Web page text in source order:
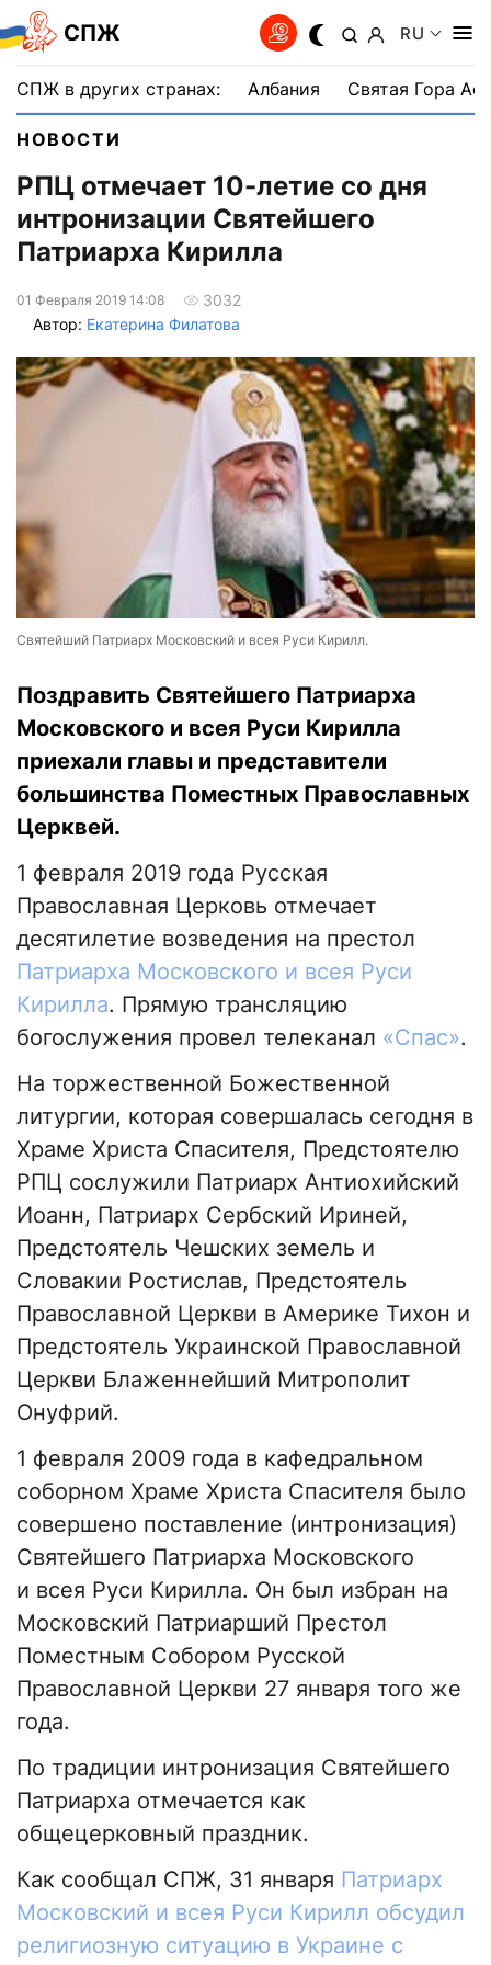
СПЖ RU
СПЖ в других странах: Албания Святая Гора
НОВОСТИ
РПЦ отмечает 10-летие со дня
интронизации Святейшего
Патриарха Кирилла
01 Февраля 2019 14:08
3032
Автор: Екатерина Филатова
Святейший Патриарх Московский и всея Руси Кирилл.
Поздравить Святейшего Патриарха
Московского и всея Руси Кирилла
приехали главы и представители
большинства Поместных Православных
Церквей.
1 февраля 2019 года Русская
Православная Церковь отмечает
десятилетие возведения на престол
Патриарха Московского и всея Руси
Кирилла. Прямую трансляцию
богослужения провел телеканал «Спас».
На торжественной Божественной
литургии, которая совершалась сегодня в
Храме Христа Спасителя, Предстоятелю
РПЦ сослужили Патриарх Антиохийский
Иоанн, Патриарх Сербский Ириней,
Предстоятель Чешских земель и
Словакии Ростислав, Предстоятель
Православной Церкви в Америке Тихон и
Предстоятель Украинской Православной
Церкви Блаженнейший Митрополит
Онуфрий.
1 февраля 2009 года в кафедральном
соборном Храме Христа Спасителя было
совершено поставление (интронизация)
Святейшего Патриарха Московского
и всея Руси Кирилла. Он был избран на
Московский Патриарший Престол
Поместным Собором Русской
Православной Церкви 27 января того же
года.
По традиции интронизация Святейшего
Патриарха отмечается как
общецерковный праздник.
Как сообщал СПЖ, 31 января Патриарх
Московский и всея Руси Кирилл обсудил
религиозную ситуацию в Украине с